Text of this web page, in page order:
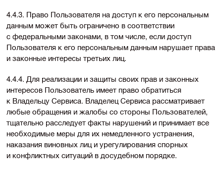
4.4.3. Право Пользователя на доступ к его персональным
данным может быть ограничено в соответствии
с федеральными законами, в том числе, если доступ
Пользователя к его персональным данным нарушает права
и законные интересы третьих лиц.
4.4.4. Для реализации и защиты своих прав и законных
интересов Пользователь имеет право обратиться
к Владельцу Сервиса. Владелец Сервиса рассматривает
любые обращения и жалобы со стороны Пользователей,
тщательно расследует факты нарушений и принимает все
необходимые меры для их немедленного устранения,
наказания виновных лиц и урегулирования спорных
и конфликтных ситуаций в досудебном порядке.